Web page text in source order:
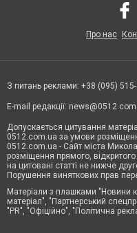
Про нас
З питань реклами: +38 (095)
E-mail редакції:
Допускається цитування
0512.com.ua за умови
0512.com.ua - Сайт міста
розміщення прямого,
на цитовані статті не нижче
Порушення виняткових прав
Матеріали з плашками "Новини
матеріал", "Партнерський
"PR", "Офіційно", "Політична